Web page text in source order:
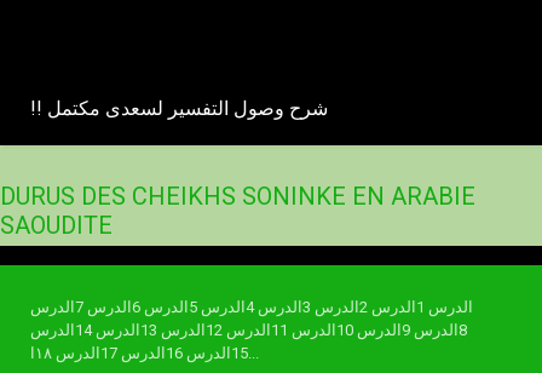
!! شرح وصول التفسير لسعدى مكتمل
DURUS DES CHEIKHS SONINKE EN ARABIE
SAOUDITE
Al-Akhdari avec Oustaz Saïdou Camara
الدرس 1الدرس 2الدرس 3الدرس 4الدرس 5الدرس 6الدرس 7الدرس
8الدرس 9الدرس 10الدرس 11الدرس 12الدرس 13الدرس 14الدرس
15الدرس 16الدرس 17الدرس ١٨ا...